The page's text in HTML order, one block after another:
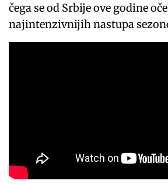
čega se od Srbije ove godine
najintenzivnijih nastupa